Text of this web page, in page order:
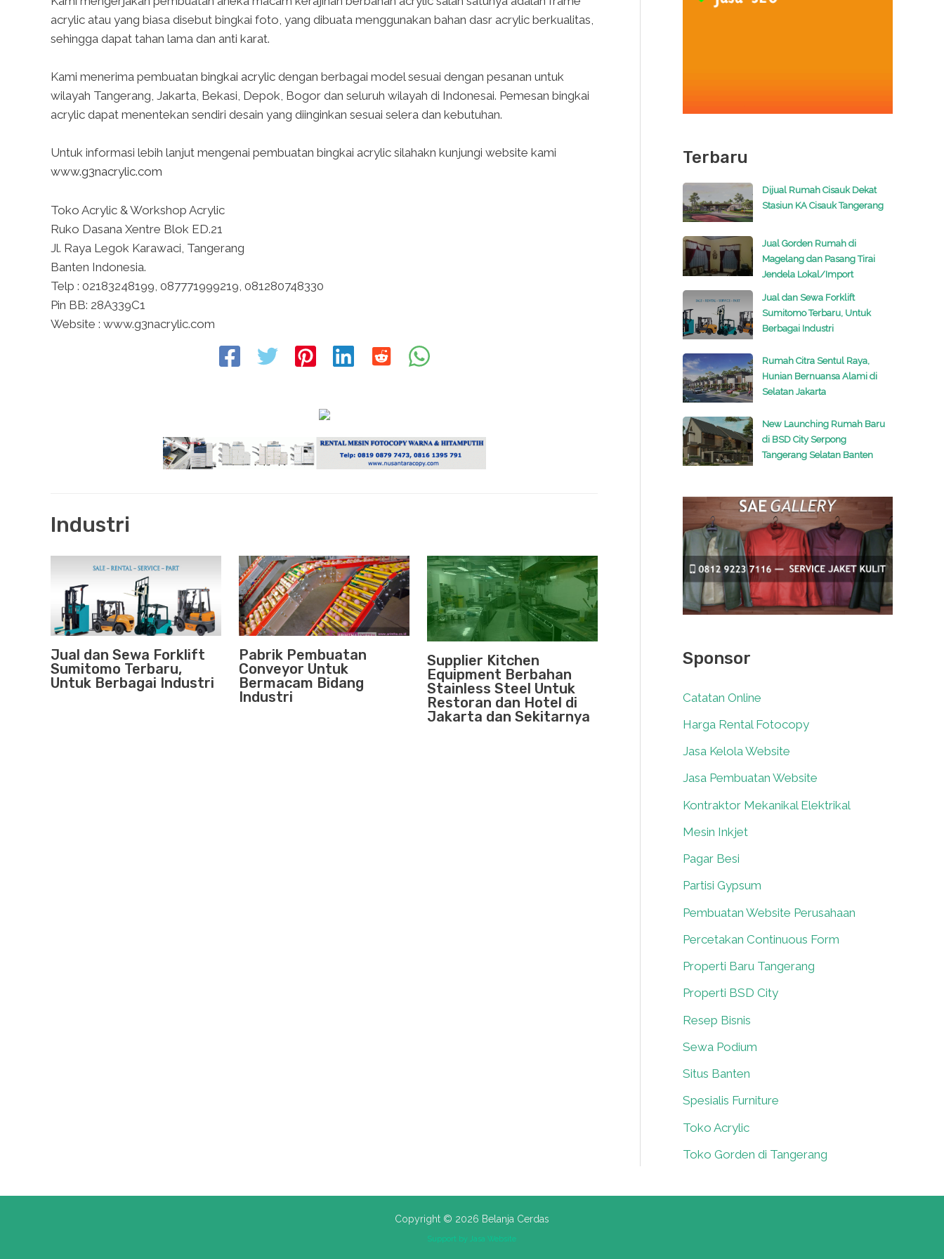
acrylic atau yang biasa disebut bingkai foto, yang dibuata menggunakan bahan dasr acrylic berkualitas,
sehingga dapat tahan lama dan anti karat.
Kami menerima pembuatan bingkai acrylic dengan berbagai model sesuai dengan pesanan untuk
wilayah Tangerang, Jakarta, Bekasi, Depok, Bogor dan seluruh wilayah di Indonesai. Pemesan bingkai
acrylic dapat menentekan sendiri desain yang diinginkan sesuai selera dan kebutuhan.
Untuk informasi lebih lanjut mengenai pembuatan bingkai acrylic silahakn kunjungi website kami
www.g3nacrylic.com
Toko Acrylic & Workshop Acrylic
Ruko Dasana Xentre Blok ED.21
Jl. Raya Legok Karawaci, Tangerang
Banten Indonesia.
Telp : 02183248199, 087771999219, 081280748330
Pin BB: 28A339C1
Website : www.g3nacrylic.com
Industri
Jual dan Sewa Forklift
Sumitomo Terbaru,
Untuk Berbagai Industri
Pabrik Pembuatan
Conveyor Untuk
Bermacam Bidang
Industri
Supplier Kitchen
Equipment Berbahan
Stainless Steel Untuk
Restoran dan Hotel di
Jakarta dan Sekitarnya
Terbaru
Dijual Rumah Cisauk Dekat
Stasiun KA Cisauk Tangerang
Jual Gorden Rumah di
Magelang dan Pasang Tirai
Jendela Lokal/Import
Jual dan Sewa Forklift
Sumitomo Terbaru, Untuk
Berbagai Industri
Rumah Citra Sentul Raya,
Hunian Bernuansa Alami di
Selatan Jakarta
New Launching Rumah Baru
di BSD City Serpong
Tangerang Selatan Banten
Sponsor
Catatan Online
Harga Rental Fotocopy
Jasa Kelola Website
Jasa Pembuatan Website
Kontraktor Mekanikal Elektrikal
Mesin Inkjet
Pagar Besi
Partisi Gypsum
Pembuatan Website Perusahaan
Percetakan Continuous Form
Properti Baru Tangerang
Properti BSD City
Resep Bisnis
Sewa Podium
Situs Banten
Spesialis Furniture
Toko Acrylic
Toko Gorden di Tangerang
Copyright © 2026 Belanja Cerdas
Support by Jasa Website